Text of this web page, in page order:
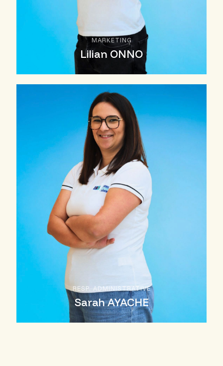
MARKETING
Lilian ONNO
RESP. ADMINISTRATIVE
Sarah AYACHE